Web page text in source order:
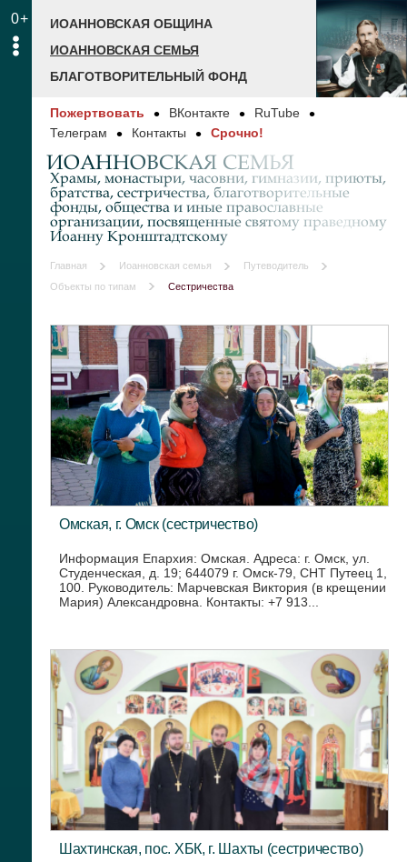
0+
ИОАННОВСКАЯ ОБЩИНА
ИОАННОВСКАЯ СЕМЬЯ
БЛАГОТВОРИТЕЛЬНЫЙ ФОНД
Пожертвовать ВКонтакте
RuTube
Телеграм
Контакты Срочно!
ИОАННОВСКАЯ СЕМЬЯ
Храмы, монастыри, часовни, гимназии, приюты,
братства, сестричества, благотворительные
фонды, общества и иные православные
организации, посвященные святому праведному
Иоанну Кронштадтскому
Главная Иоанновская семья
Путеводитель
Объекты по типам
Сестричества
Омская, г. Омск (сестричество)
Информация Епархия: Омская. Адреса: г. Омск, ул.
Студенческая, д. 19; 644079 г. Омск-79, СНТ Путеец 1,
100. Руководитель: Марчевская Виктория (в крещении
Мария) Александровна. Контакты: +7 913...
Шахтинская, пос. ХБК, г. Шахты (сестричество)